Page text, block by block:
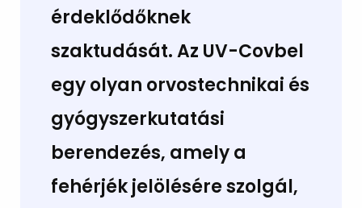
érdeklődőknek
szaktudását. Az UV-Covbel
egy olyan orvostechnikai és
gyógyszerkutatási
berendezés, amely a
fehérjék jelölésére szolgál,